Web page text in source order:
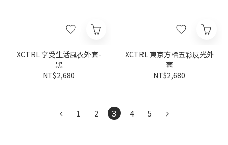
XCTRL 享受生活風衣外套-
黑
NT$2,680
XCTRL 東京方標五彩反光外
套
NT$2,680
1 2 3 4 5